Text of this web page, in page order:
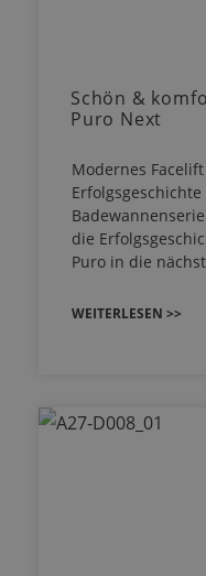
Schön &
Puro Next
Modernes
die
Puro in die
WEITERLESEN >>